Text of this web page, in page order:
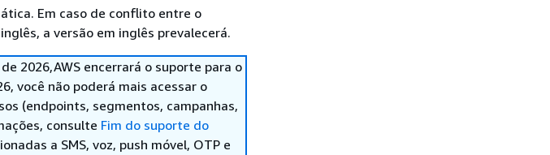
Em caso de conflito entre o
a versão em inglês prevalecerá.
2026,AWS encerrará o suporte para o
você não poderá mais acessar o
(endpoints, segmentos, campanhas,
consulte Fim do suporte do
a SMS, voz, push móvel, OTP e